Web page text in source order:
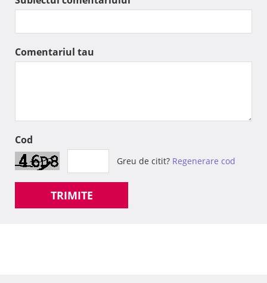
Comentariul tau
Cod
Greu de citit? Regenerare cod
TRIMITE